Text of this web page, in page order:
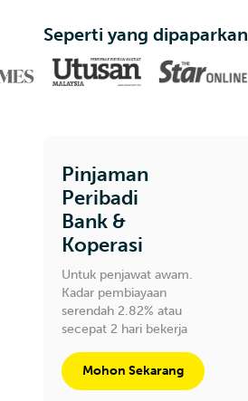
Seperti yang dipaparkan
Pinjaman
Peribadi
Bank &
Koperasi
Untuk penjawat awam.
Kadar pembiayaan
serendah 2.82% atau
secepat 2 hari bekerja
Mohon Sekarang